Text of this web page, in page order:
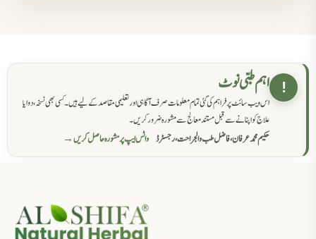
862 حکماء کےلئے نسخہ جات
سرعت انزال کا علاج اور دیسی نسخہ جات
جریان، احتلام کےلئے جڑی بوٹیوں کیساتھ دیسی علاج
! اہم طبی نوٹ
اس ویب سائٹ پر فراہم کی گئی تمام معلومات صرف آگاہی اور تعلیمی مقاصد کے لیے ہیں۔ کسی بھی نسخہ، دوا یا
علاج کو اپنانے سے قبل مستند معالج سے مشورہ ضرور کریں۔
حکیم محمد عرفان، فاضل طب والجراحت، رجسٹرڈ واٹس ایپ پر مشورہ حاصل کریں →